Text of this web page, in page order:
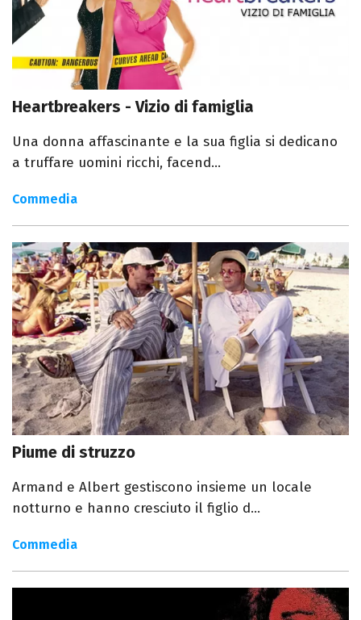
Heartbreakers - Vizio di famiglia
Una donna affascinante e la sua figlia si dedicano
a truffare uomini ricchi, facend...
Commedia
Piume di struzzo
Armand e Albert gestiscono insieme un locale
notturno e hanno cresciuto il figlio d...
Commedia